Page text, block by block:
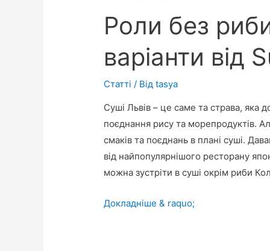
Роли без
варіанти від
Статті / Відtasya
Суші Львів – це саме та страва, яка
поєднання рису та морепродуктів.
смаків та поєднань в плані суші.
від найпопулярнішого ресторану
можна зустріти в суші окрім риби
Роли
Докладніше & raquo;